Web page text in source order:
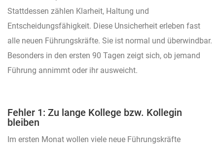
Stattdessen zählen Klarheit, Haltung und
Entscheidungsfähigkeit. Diese Unsicherheit erleben fast
alle neuen Führungskräfte. Sie ist normal und überwindbar.
Besonders in den ersten 90 Tagen zeigt sich, ob jemand
Führung annimmt oder ihr ausweicht.
Fehler 1: Zu lange Kollege bzw. Kollegin
bleiben
Im ersten Monat wollen viele neue Führungskräfte